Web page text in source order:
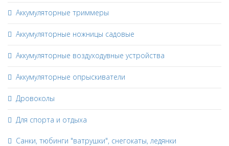
Аккумуляторные триммеры
Аккумуляторные ножницы садовые
Аккумуляторные воздуходувные устройства
Аккумуляторные опрыскиватели
Дровоколы
Для спорта и отдыха
Санки, тюбинги "ватрушки", снегокаты, ледянки